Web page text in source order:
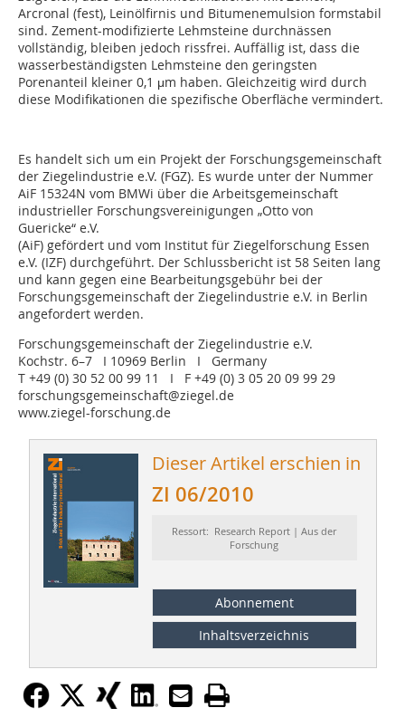
Arcronal (fest), Leinölfirnis und Bitumenemulsion formstabil
sind. Zement-modifizierte Lehmsteine durchnässen
vollständig, bleiben jedoch rissfrei. Auffällig ist, dass die
wasserbeständigsten Lehmsteine den geringsten
Porenanteil kleiner 0,1 μm haben. Gleichzeitig wird durch
diese Modifikationen die spezifische Oberfläche vermindert.
Es handelt sich um ein Projekt der Forschungsgemeinschaft
der Ziegelindustrie e.V. (FGZ). Es wurde unter der Nummer
AiF 15324N vom BMWi über die Arbeitsgemeinschaft
industrieller Forschungsvereinigungen „Otto von
Guericke“ e.V.
(AiF) gefördert und vom Institut für Ziegelforschung Essen
e.V. (IZF) durchgeführt. Der Schlussbericht ist 58 Seiten lang
und kann gegen eine Bearbeitungsgebühr bei der
Forschungsgemeinschaft der Ziegelindustrie e.V. in Berlin
angefordert werden.
Forschungsgemeinschaft der Ziegelindustrie e.V.
Kochstr. 6–7 I 10969 Berlin I Germany
T +49 (0) 30 52 00 99 11 I F +49 (0) 3 05 20 09 99 29
forschungsgemeinschaft@ziegel.de
www.ziegel-forschung.de
Dieser Artikel erschien in
ZI 06/2010
Ressort: Research Report | Aus der
Forschung
Abonnement
Inhaltsverzeichnis